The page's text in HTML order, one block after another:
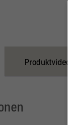
Produktvideo